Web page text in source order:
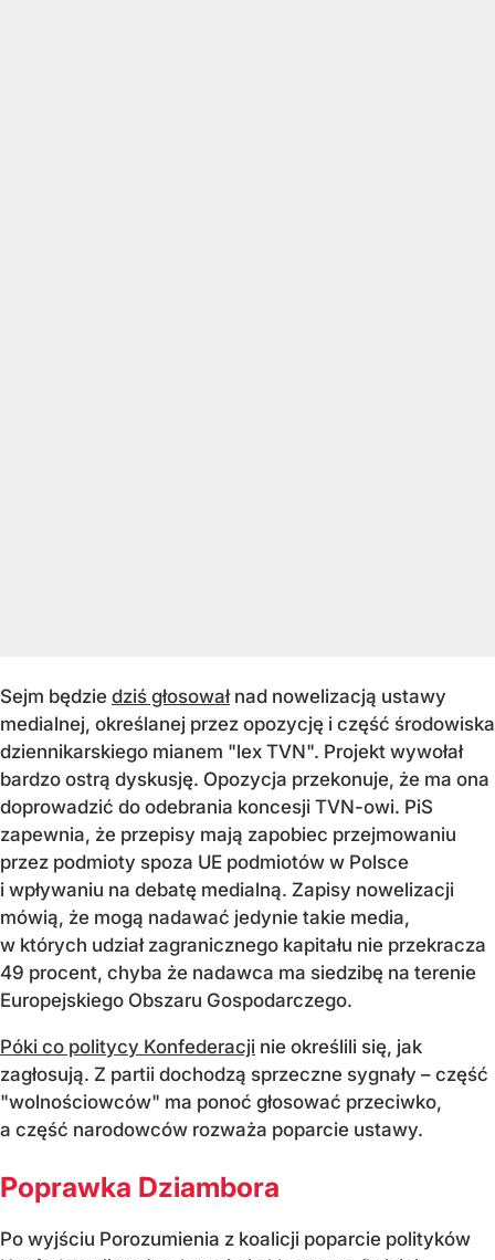
Sejm będzie dziś głosowałnad nowelizacją ustawy
medialnej, określanej przez opozycję i część środowiska
dziennikarskiego mianem "lex TVN". Projekt wywołał
bardzo ostrą dyskusję. Opozycja przekonuje, że ma ona
doprowadzić do odebrania koncesji TVN-owi. PiS
zapewnia, że przepisy mają zapobiec przejmowaniu
przez podmioty spoza UE podmiotów w Polsce
i wpływaniu na debatę medialną. Zapisy nowelizacji
mówią, że mogą nadawać jedynie takie media,
w których udział zagranicznego kapitału nie przekracza
49 procent, chyba że nadawca ma siedzibę na terenie
Europejskiego Obszaru Gospodarczego.
Póki co politycy Konfederacji nie określili się, jak
zagłosują. Z partii dochodzą sprzeczne sygnały – część
"wolnościowców" ma ponoć głosować przeciwko,
a część narodowców rozważa poparcie ustawy.
Poprawka Dziambora
Po wyjściu Porozumienia z koalicji poparcie polityków